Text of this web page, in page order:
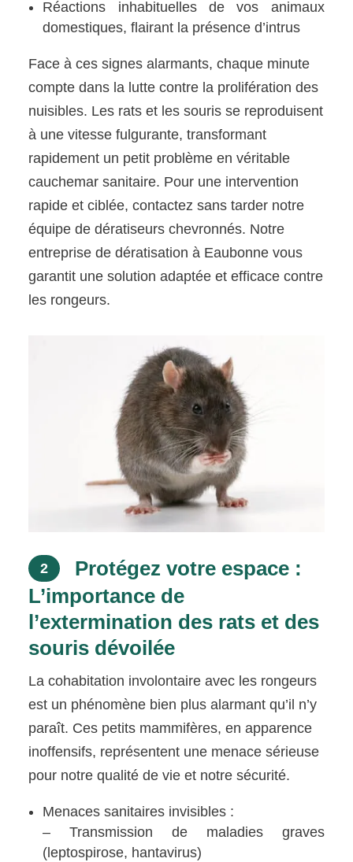
Réactions inhabituelles de vos animaux
domestiques, flairant la présence d’intrus
Face à ces signes alarmants, chaque minute
compte dans la lutte contre la prolifération des
nuisibles. Les rats et les souris se reproduisent
à une vitesse fulgurante, transformant
rapidement un petit problème en véritable
cauchemar sanitaire. Pour une intervention
rapide et ciblée, contactez sans tarder notre
équipe de dératiseurs chevronnés. Notre
entreprise de dératisation à Eaubonne vous
garantit une solution adaptée et efficace contre
les rongeurs.
2
Protégez votre espace :
L’importance de
l’extermination des rats et des
souris dévoilée
La cohabitation involontaire avec les rongeurs
est un phénomène bien plus alarmant qu’il n’y
paraît. Ces petits mammifères, en apparence
inoffensifs, représentent une menace sérieuse
pour notre qualité de vie et notre sécurité.
Menaces sanitaires invisibles :
– Transmission de maladies graves
(leptospirose, hantavirus)